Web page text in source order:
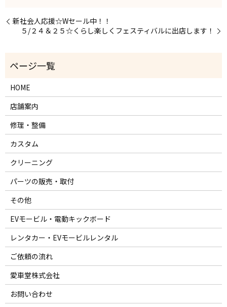
新社会人応援☆Wセール中！！
５/２４＆２５☆くらし楽しくフェスティバルに出店します！
HOME
店舗案内
修理・整備
カスタム
クリーニング
パーツの販売・取付
その他
EVモービル・電動キックボード
レンタカー・EVモービルレンタル
ご依頼の流れ
愛車堂株式会社
お問い合わせ